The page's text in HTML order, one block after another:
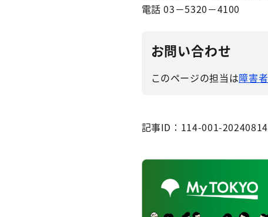
電話 03－5320－4100
お問い合わせ
このページの担当は障害
記事ID：114-001-